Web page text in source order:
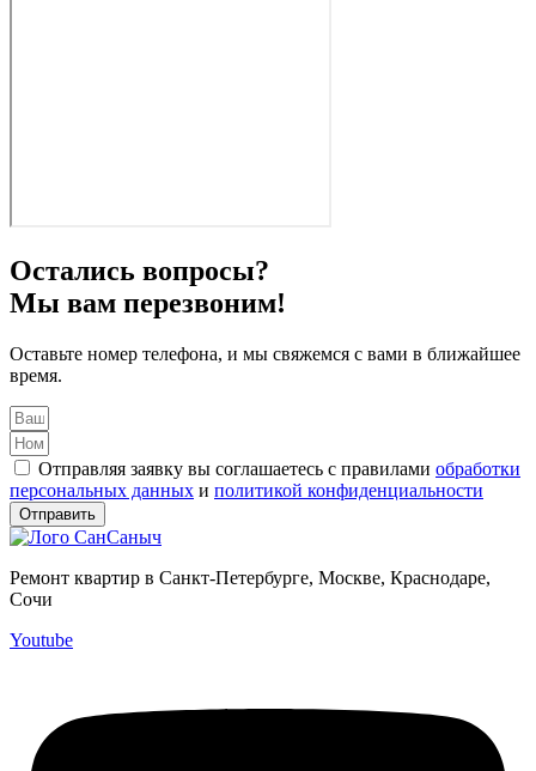
Остались вопросы?
Мы вам перезвоним!
Оставьте номер телефона, и мы свяжемся с вами в ближайшее
время.
Отправляя заявку вы соглашаетесь с правилами обработки
персональных данных и политикой конфиденциальности
Отправить
Ремонт квартир в Санкт-Петербурге, Москве, Краснодаре,
Сочи
Youtube